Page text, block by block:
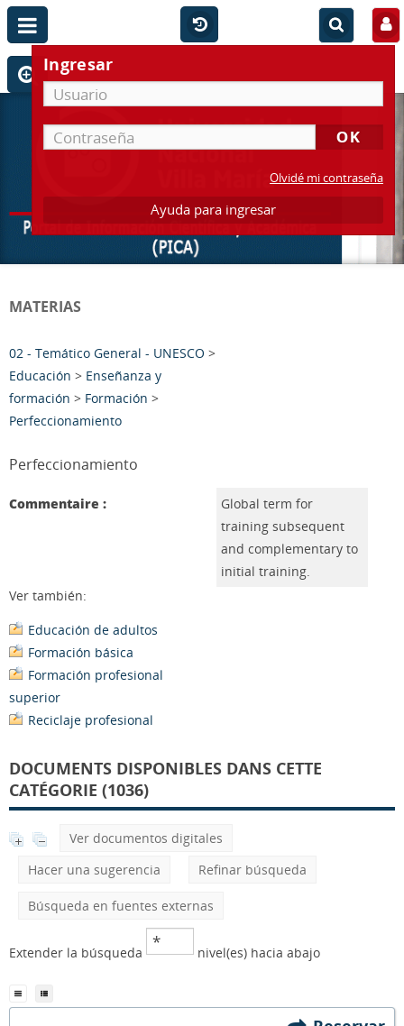
Ingresar
Olvidé mi contraseña
Ayuda para ingresar
MATERIAS
02 - Temático General - UNESCO >
Educación > Enseñanza y
formación > Formación >
Perfeccionamiento
Perfeccionamiento
Commentaire :
Global term for
training subsequent
and complementary to
initial training.
Ver también:
Educación de adultos
Formación básica
Formación profesional
superior
Reciclaje profesional
DOCUMENTS DISPONIBLES DANS CETTE
CATÉGORIE (1036)
Ver documentos digitales
Hacer una sugerencia
Refinar búsqueda
Búsqueda en fuentes externas
Extender la búsqueda nivel(es) hacia abajo